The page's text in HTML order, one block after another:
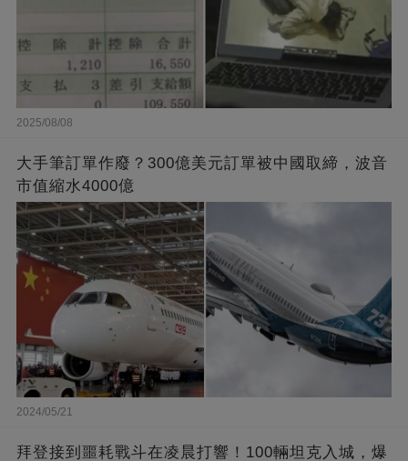
2025/08/08
大手筆訂單作廢？300億美元訂單被中國取締，波音
市值縮水4000億
2024/05/21
拜登接到噩耗戰斗在凌晨打響！100輛坦克入城，爆